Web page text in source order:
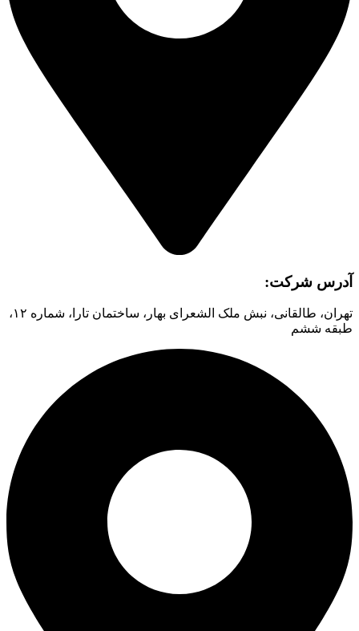
آدرس شرکت:
تهران، طالقانی، نبش ملک الشعرای بهار، ساختمان تارا، شماره ۱۲،
طبقه ششم